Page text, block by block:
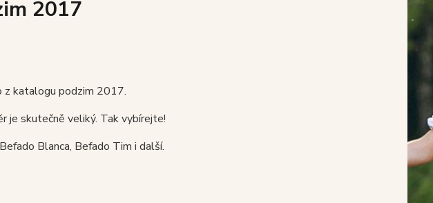
2017
z katalogu podzim 2017.
je skutečně veliký. Tak vybírejte!
Blanca, Befado Tim i další.